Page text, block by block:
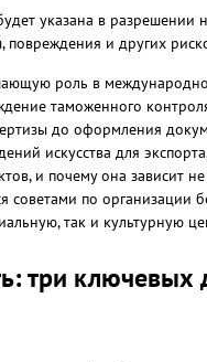
указана в
повреждения и других
роль в
таможенного
до оформления
искусства для
и почему она зависит
по организации
так и культурную
три ключевых